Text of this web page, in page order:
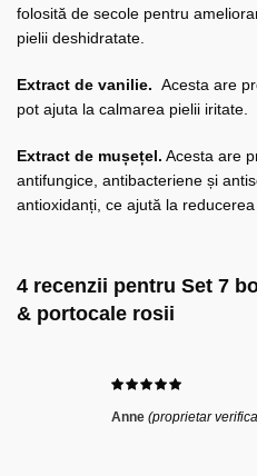
folosită de secole pentru
pielii deshidratate.
Extract de vanilie. Acesta are
pot ajuta la calmarea pielii iritate.
Extract de mușețel. Acesta are
antifungice, antibacteriene și
antioxidanți, ce ajută la
4 recenzii pentru Set 7
& portocale rosii
Anne (proprietar